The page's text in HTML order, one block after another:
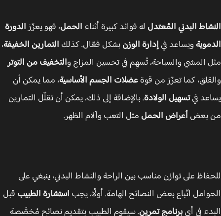
البدني المُعتدلله فوائد كبيرة أثناءالحمل، فهو يعزّزالدورة
ويساعد في إدارة الوزنبشكل فعّال. كذلكالتمارين الخفيفة،
المشي والسباحة، تُسهِم في تحسين المزاج والتخفيف من التوتر
كما تعزّز من قوةعضلات الجسم الأساسية، مما يمكن أن
في تسهيل الولادة. بالإضافة إلى ذلك، يمكن أن تقلّل التمارين
بعضأعراض الحملمثل التعب وآلام الظهر.
على توازن مناسب بين الراحة والنشاط البدني، ينبغي على
اتّباع بعض النصائح الهامة. أولًا، يجباستشارة الطبيبقبل
في أيبرنامج تمرين. سيقوم الطبيب بتقديم نصائح مُخصَّصة